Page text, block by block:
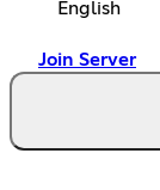
English
Join Server